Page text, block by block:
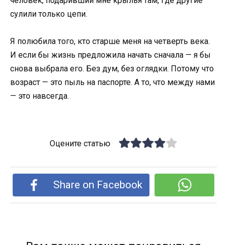
сулили только цепи.
Я полюбила того, кто старше меня на четверть века.
И если бы жизнь предложила начать сначала — я бы
снова выбрала его. Без дум, без оглядки. Потому что
возраст — это пыль на паспорте. А то, что между нами
— это навсегда.
Оцените статью
Share on Facebook